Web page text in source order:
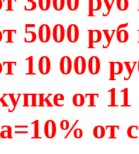
5000
10 000
от
от